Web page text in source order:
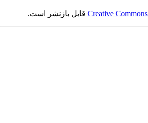
Creativeقابل بازنشر است.